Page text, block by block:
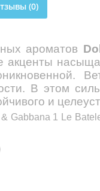
(0)
ароматов
В этом
и
& Gabbana 1 Le